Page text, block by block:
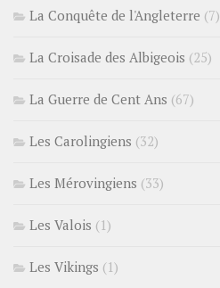
La Conquête de l'Angleterre (7)
La Croisade des Albigeois (25)
La Guerre de Cent Ans (67)
Les Carolingiens (32)
Les Mérovingiens (33)
Les Valois (1)
Les Vikings (1)